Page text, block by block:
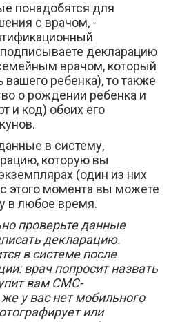
понадобятся для
с врачом, -
декларацию
врачом, который
вашего ребенка), то также
о рождении ребенка и
и код) обоих его
в систему,
которую вы
(один из них
с этого момента вы можете
в любое время.
проверьте данные
декларацию.
в системе после
врач попросит назвать
вам СМС-
у вас нет мобильного
или